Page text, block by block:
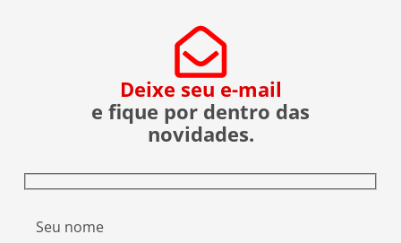
Deixe seu e-mail
e fique por dentro das
novidades.
Seu nome